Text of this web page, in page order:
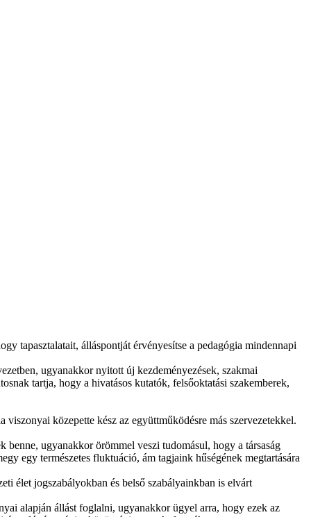
tapasztalatait, álláspontját érvényesítse a pedagógia mindennapi
ugyanakkor nyitott új kezdeményezések, szakmai
tartja, hogy a hivatásos kutatók, felsőoktatási szakemberek,
közepette kész az együttműködésre más szervezetekkel.
benne, ugyanakkor örömmel veszi tudomásul, hogy a társaság
egy természetes fluktuáció, ám tagjaink hűségének megtartására
élet jogszabályokban és belső szabályainkban is elvárt
alapján állást foglalni, ugyanakkor ügyel arra, hogy ezek az